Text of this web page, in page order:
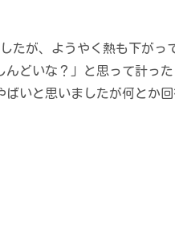
たが、ようやく熱も下がっ
んどいな？」と思って計っ
いと思いましたが何とか